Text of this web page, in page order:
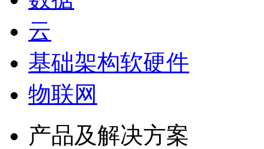
云
基础架构软硬件
物联网
产品及解决方案